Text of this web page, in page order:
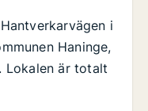
i
Haninge,
Lokalen är totalt